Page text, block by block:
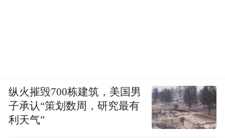
纵火摧毁700栋建筑，美国男
子承认“策划数周，研究最有
利天气”